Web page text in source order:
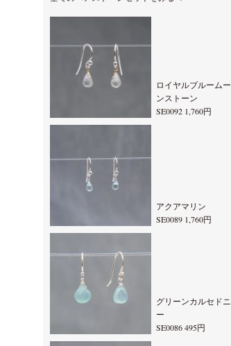
ロイヤルブルームー
ンストーン
SE0092 1,760円
アクアマリン
SE0089 1,760円
グリーンカルセドニ
ー
SE0086 495円